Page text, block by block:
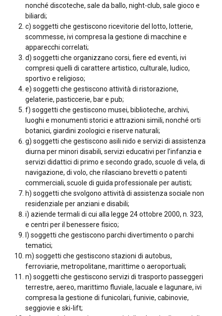
nonché discoteche, sale da ballo, night-club, sale gioco e
biliardi;
c) soggetti che gestiscono ricevitorie del lotto, lotterie,
scommesse, ivi compresa la gestione di macchine e
apparecchi correlati;
d) soggetti che organizzano corsi, fiere ed eventi, ivi
compresi quelli di carattere artistico, culturale, ludico,
sportivo e religioso;
e) soggetti che gestiscono attività di ristorazione,
gelaterie, pasticcerie, bar e pub;
f) soggetti che gestiscono musei, biblioteche, archivi,
luoghi e monumenti storici e attrazioni simili, nonché orti
botanici, giardini zoologici e riserve naturali;
g) soggetti che gestiscono asili nido e servizi di assistenza
diurna per minori disabili, servizi educativi per l’infanzia e
servizi didattici di primo e secondo grado, scuole di vela, di
navigazione, di volo, che rilasciano brevetti o patenti
commerciali, scuole di guida professionale per autisti;
h) soggetti che svolgono attività di assistenza sociale non
residenziale per anziani e disabili;
i) aziende termali di cui alla legge 24 ottobre 2000, n. 323,
e centri per il benessere fisico;
l) soggetti che gestiscono parchi divertimento o parchi
tematici;
m) soggetti che gestiscono stazioni di autobus,
ferroviarie, metropolitane, marittime o aeroportuali;
n) soggetti che gestiscono servizi di trasporto passeggeri
terrestre, aereo, marittimo fluviale, lacuale e lagunare, ivi
compresa la gestione di funicolari, funivie, cabinovie,
seggiovie e ski-lift;